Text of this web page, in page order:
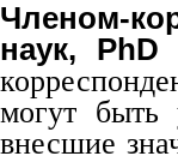
Членом-
наук,
могут быть
внесшие